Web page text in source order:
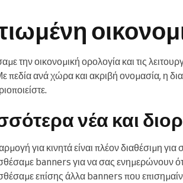
την οικονομική ορολογία και τις
πεδία ανά χώρα και ακριβή ονομασία, η
νέα και
για κινητά είναι πλέον διαθέσιμη
banners για να σας ενημερώνουν
επίσης άλλα banners που